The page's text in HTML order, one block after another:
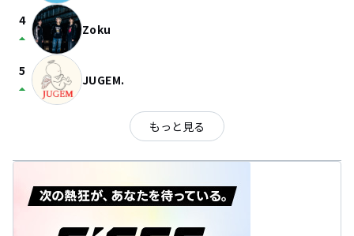
4
arrow_drop_up Zoku
5
arrow_drop_up JUGEM.
もっと見る